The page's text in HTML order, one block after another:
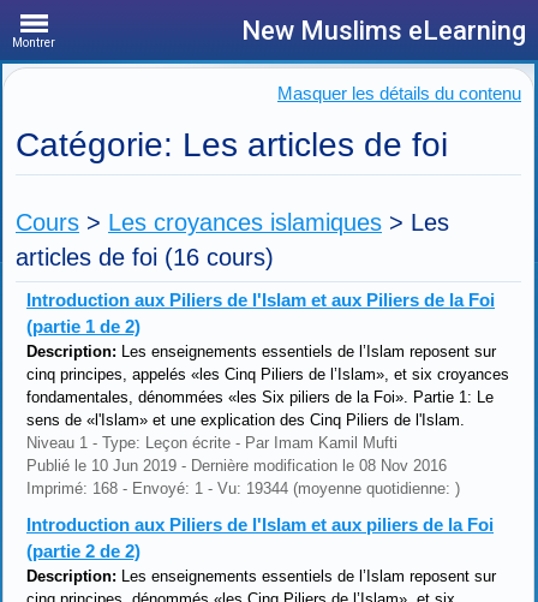
Montrer New Muslims eLearning
Masquer les détails du contenu
Catégorie: Les articles de foi
Cours > Les croyances islamiques > Les
articles de foi (16 cours)
Introduction aux Piliers de l'Islam et aux Piliers de la Foi
(partie 1 de 2)
Description: Les enseignements essentiels de l’Islam reposent sur
cinq principes, appelés «les Cinq Piliers de l’Islam», et six croyances
fondamentales, dénommées «les Six piliers de la Foi». Partie 1: Le
sens de «l'Islam» et une explication des Cinq Piliers de l'Islam.
Niveau 1 - Type: Leçon écrite - Par Imam Kamil Mufti
Publié le 10 Jun 2019 - Dernière modification le 08 Nov 2016
Imprimé: 168 - Envoyé: 1 - Vu: 19344 (moyenne quotidienne: )
Introduction aux Piliers de l'Islam et aux piliers de la Foi
(partie 2 de 2)
Description: Les enseignements essentiels de l’Islam reposent sur